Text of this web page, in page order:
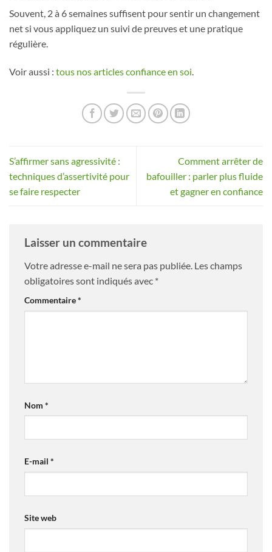
Souvent, 2 à 6 semaines suffisent pour sentir un changement
net si vous appliquez un suivi de preuves et une pratique
régulière.
Voir aussi : tous nos articles confiance en soi.
S’affirmer sans agressivité :
techniques d’assertivité pour
se faire respecter
Comment arrêter de
bafouiller : parler plus fluide
et gagner en confiance
Laisser un commentaire
Votre adresse e-mail ne sera pas publiée. Les champs
obligatoires sont indiqués avec *
Commentaire*
Nom *
E-mail *
Site web